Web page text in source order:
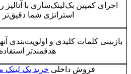
کمپین بک‌لینک‌سازی با آنالیز رقبا
استراتژی شما دقیق‌تر از رقبا
کلمات کلیدی و اولویت‌بندی آنهاسعو
هدفمندتر استفاده شوند
فروش داخلیخرید بک لینک معتبر